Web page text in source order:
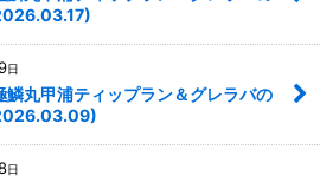
日
鱗丸甲浦ティップラン＆グレラバの
日